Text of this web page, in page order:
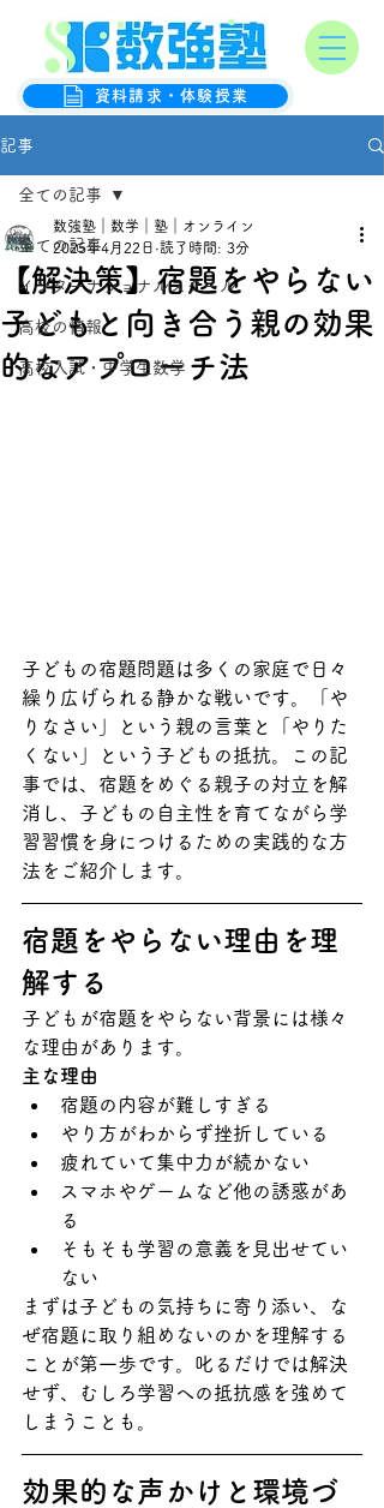
数強塾
オンライン数学克服塾
資料請求・体験授業
記事
全ての記事
インターナショナルスクール
高校の情報
高校入試・中学生数学
全ての記事
【解決策】宿題をやらない
子どもと向き合う親の効果
的なアプローチ法
数強塾｜数学｜塾｜オンライン
2025年4月22日 読了時間: 3分
子どもの宿題問題は多くの家庭で日々
繰り広げられる静かな戦いです。「や
りなさい」という親の言葉と「やりた
くない」という子どもの抵抗。この記
事では、宿題をめぐる親子の対立を解
消し、子どもの自主性を育てながら学
習習慣を身につけるための実践的な方
法をご紹介します。
宿題をやらない理由を理
解する
子どもが宿題をやらない背景には様々
な理由があります。
主な理由
宿題の内容が難しすぎる
やり方がわからず挫折している
疲れていて集中力が続かない
スマホやゲームなど他の誘惑があ
る
そもそも学習の意義を見出せてい
ない
まずは子どもの気持ちに寄り添い、な
ぜ宿題に取り組めないのかを理解する
ことが第一歩です。叱るだけでは解決
せず、むしろ学習への抵抗感を強めて
しまうことも。
効果的な声かけと環境づ